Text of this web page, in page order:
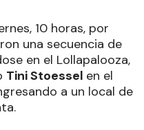
10 horas, por
una secuencia de
en el Lollapalooza,
Tini Stoessel en el
a un local de